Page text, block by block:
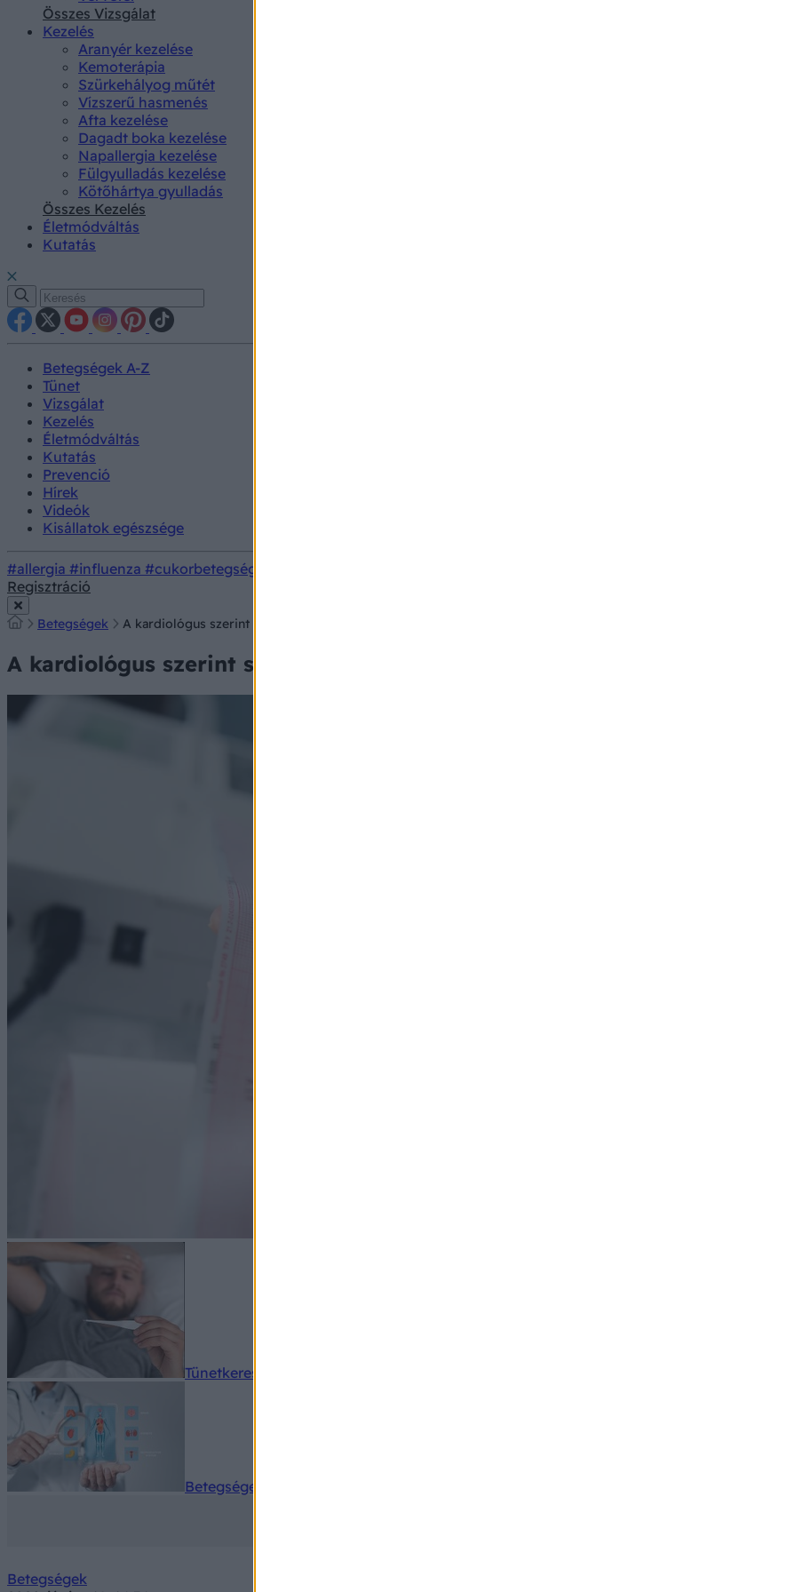
Összes Vizsgálat
Kezelés
Aranyér kezelése
Kemoterápia
Szürkehályog műtét
Vízszerű hasmenés
Afta kezelése
Dagadt boka kezelése
Napallergia kezelése
Fülgyulladás kezelése
Kötőhártya gyulladás
Összes Kezelés
Életmódváltás
Kutatás
Betegségek A-Z
Tünet
Vizsgálat
Kezelés
Életmódváltás
Kutatás
Prevenció
Hírek
Videók
Kisállatok egészsége
#allergia #influenza #cukorbetegség
Regisztráció
Betegségek A kardiológus szerint szívkárosító egy gyakran felírt gyógyszer, amit emberek milliói szednek
A kardiológus szerint szívkárosító egy gyakran felírt gyógyszer, amit
Tünetkereső
Betegségek A-Z
Betegségek